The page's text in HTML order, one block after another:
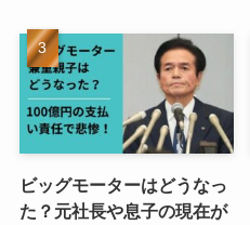
ビッグモーターはどうなっ
た？元社長や息子の現在が